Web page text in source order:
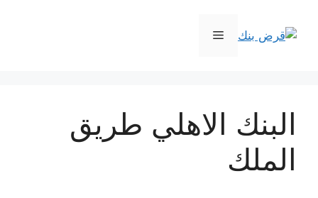
المحتوى
القائمة
البنك الاهلي طريق
الملك